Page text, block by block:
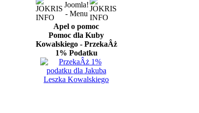
Joomla!
- Menu
Apel o pomoc
Pomoc dla Kuby
Kowalskiego - PrzekaÂż
1% Podatku